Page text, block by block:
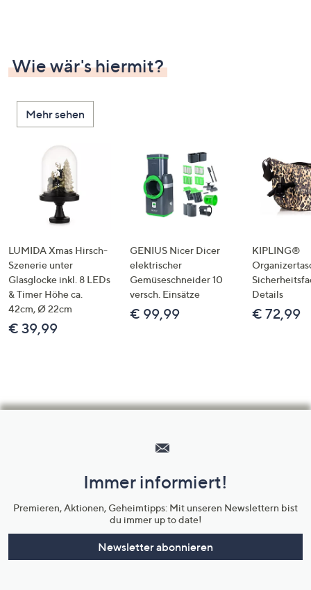
Wie wär's hiermit?
Mehr sehen
LUMIDA Xmas Hirsch-
Szenerie unter
Glasglocke inkl. 8 LEDs
& Timer Höhe ca.
42cm, Ø 22cm
€ 39,99
GENIUS Nicer Dicer
elektrischer
Gemüseschneider 10
versch. Einsätze
€ 99,99
KIPLING®
Details
€ 72,99
Unternehmensinformationen
Immer informiert!
Premieren, Aktionen, Geheimtipps: Mit unseren Newslettern bist
du immer up to date!
Newsletter abonnieren